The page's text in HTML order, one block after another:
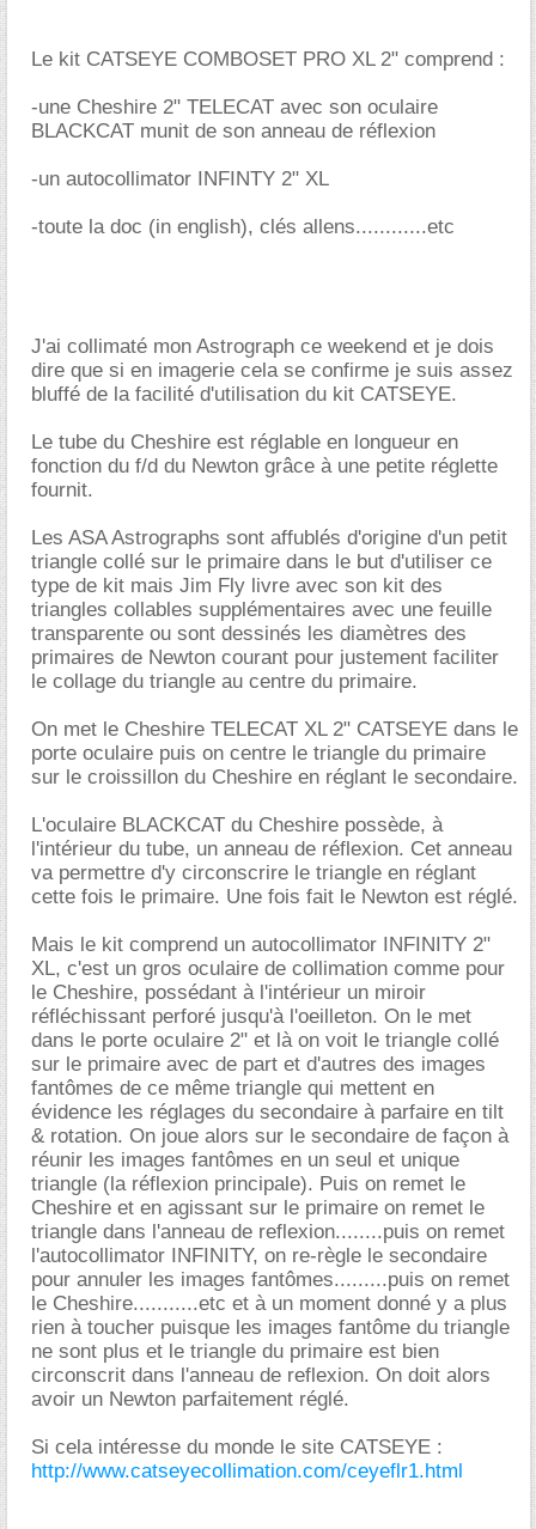
Le kit CATSEYE COMBOSET PRO XL 2" comprend :
-une Cheshire 2" TELECAT avec son oculaire
BLACKCAT munit de son anneau de réflexion
-un autocollimator INFINTY 2" XL
-toute la doc (in english), clés allens............etc
J'ai collimaté mon Astrograph ce weekend et je dois
dire que si en imagerie cela se confirme je suis assez
bluffé de la facilité d'utilisation du kit CATSEYE.
Le tube du Cheshire est réglable en longueur en
fonction du f/d du Newton grâce à une petite réglette
fournit.
Les ASA Astrographs sont affublés d'origine d'un petit
triangle collé sur le primaire dans le but d'utiliser ce
type de kit mais Jim Fly livre avec son kit des
triangles collables supplémentaires avec une feuille
transparente ou sont dessinés les diamètres des
primaires de Newton courant pour justement faciliter
le collage du triangle au centre du primaire.
On met le Cheshire TELECAT XL 2" CATSEYE dans le
porte oculaire puis on centre le triangle du primaire
sur le croissillon du Cheshire en réglant le secondaire.
L'oculaire BLACKCAT du Cheshire possède, à
l'intérieur du tube, un anneau de réflexion. Cet anneau
va permettre d'y circonscrire le triangle en réglant
cette fois le primaire. Une fois fait le Newton est réglé.
Mais le kit comprend un autocollimator INFINITY 2"
XL, c'est un gros oculaire de collimation comme pour
le Cheshire, possédant à l'intérieur un miroir
réfléchissant perforé jusqu'à l'oeilleton. On le met
dans le porte oculaire 2" et là on voit le triangle collé
sur le primaire avec de part et d'autres des images
fantômes de ce même triangle qui mettent en
évidence les réglages du secondaire à parfaire en tilt
& rotation. On joue alors sur le secondaire de façon à
réunir les images fantômes en un seul et unique
triangle (la réflexion principale). Puis on remet le
Cheshire et en agissant sur le primaire on remet le
triangle dans l'anneau de reflexion........puis on remet
l'autocollimator INFINITY, on re-règle le secondaire
pour annuler les images fantômes.........puis on remet
le Cheshire...........etc et à un moment donné y a plus
rien à toucher puisque les images fantôme du triangle
ne sont plus et le triangle du primaire est bien
circonscrit dans l'anneau de reflexion. On doit alors
avoir un Newton parfaitement réglé.
Si cela intéresse du monde le site CATSEYE :
http://www.catseyecollimation.com/ceyeflr1.html